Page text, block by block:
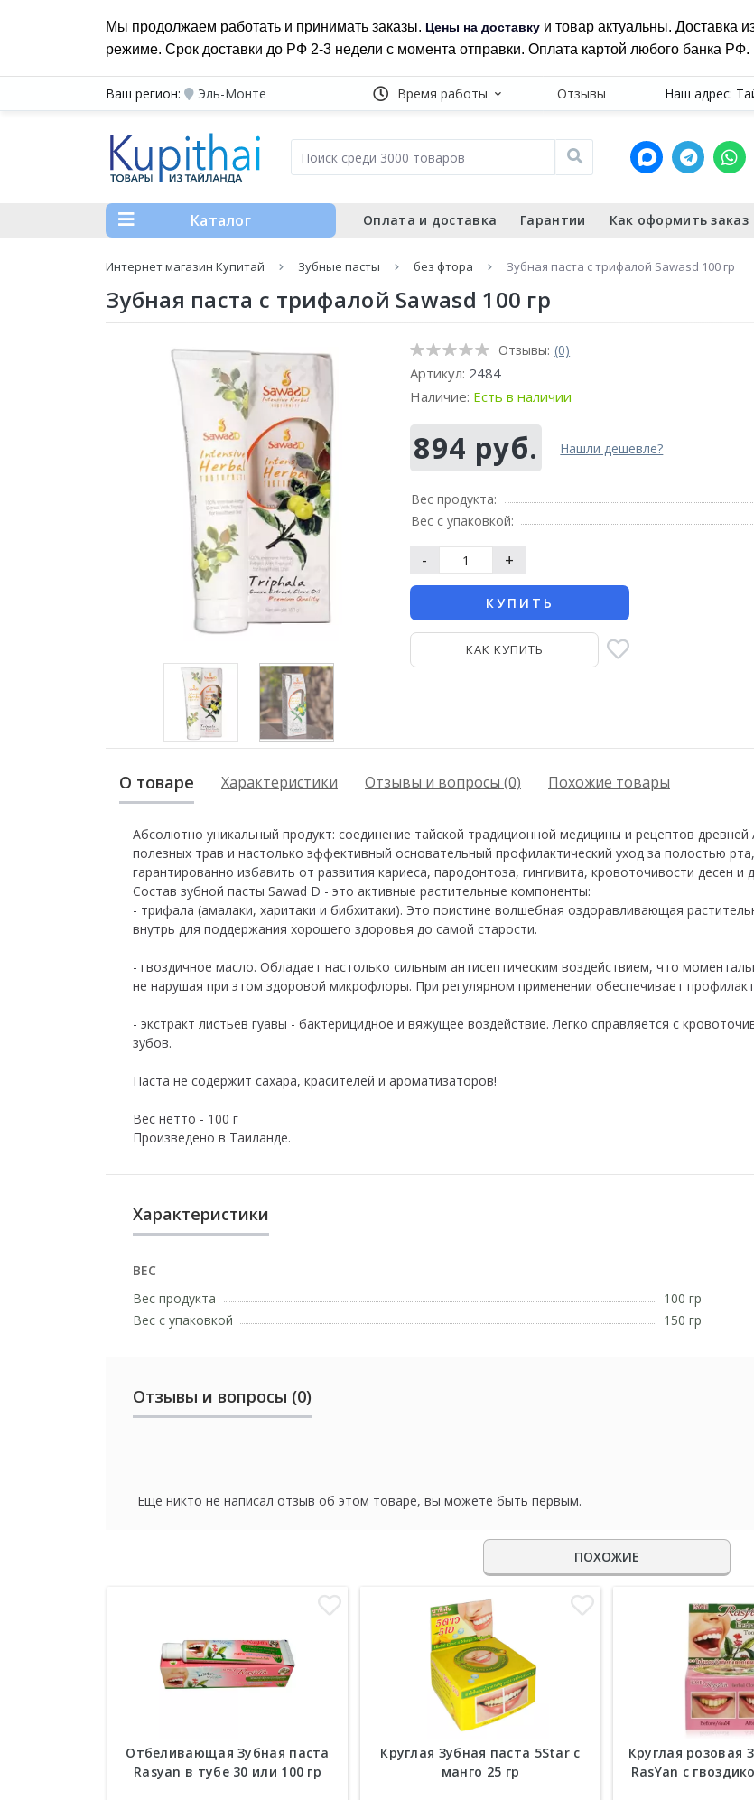
Мы продолжаем работать и принимать заказы. Цены на доставку и товар актуальны. Доставка
режиме. Срок доставки до РФ 2-3 недели с момента отправки. Оплата картой любого банка РФ.
Ваш регион: Эль-Монте Время работы Отзывы Наш адрес:
Каталог Оплата и доставка Гарантии Как оформить заказ
Интернет магазин Купитай Зубные пасты без фтора Зубная паста с трифалой Sawasd 100 гр
Зубная паста с трифалой Sawasd 100 гр
Отзывы: (0)
Артикул: 2484
Наличие: Есть в наличии
894 руб. Нашли дешевле?
Вес продукта:
Вес с упаковкой:
- +
КУПИТЬ
КАК КУПИТЬ
О товаре Характеристики Отзывы и вопросы (0) Похожие товары
Абсолютно уникальный продукт: соединение тайской традиционной медицины и рецептов
полезных трав и настолько эффективный основательный профилактический уход за полостью
гарантированно избавить от развития кариеса, пародонтоза, гингивита, кровоточивости десен и
Cостав зубной пасты Sawad D - это активные растительные компоненты:
- трифала (амалаки, харитаки и бибхитаки). Это поистине волшебная оздоравливающая
внутрь для поддержания хорошего здоровья до самой старости.
- гвоздичное масло. Обладает настолько сильным антисептическим воздействием, что
не нарушая при этом здоровой микрофлоры. При регулярном применении обеспечивает
- экстракт листьев гуавы - бактерицидное и вяжущее воздействие. Легко справляется с
зубов.
Паста не содержит сахара, красителей и ароматизаторов!
Вес нетто - 100 г
Произведено в Таиланде.
Характеристики
ВЕС
Вес продукта
100 гр
Вес с упаковкой
150 гр
Отзывы и вопросы (0)
Еще никто не написал отзыв об этом товаре, вы можете быть первым.
ПОХОЖИЕ
Отбеливающая Зубная паста
Rasyan в тубе 30 или 100 гр
Круглая Зубная паста 5Star с
манго 25 гр
Круглая розовая
RasYan с